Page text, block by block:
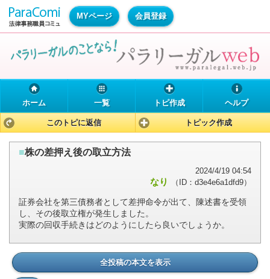
MYページ 会員登録
ホーム 一覧 トピ作成 ヘルプ
このトピに返信 トピック作成
■株の差押え後の取立方法
2024/4/19 04:54
なり （ID：d3e4e6a1dfd9）
証券会社を第三債務者として差押命令が出て、陳述書を受領
し、その後取立権が発生しました。
実際の回収手続きはどのようにしたら良いでしょうか。
全投稿の本文を表示